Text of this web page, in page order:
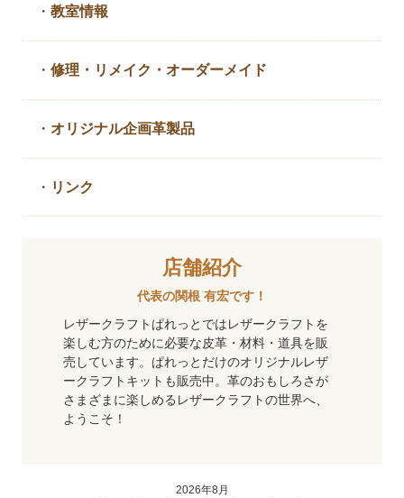
・教室情報
・修理・リメイク・ オーダーメイド
・ オリジナル企画革製品
・ リンク
店舗紹介
代表の関根 有宏です！
レザークラフトぱれっとではレザークラフトを
楽しむ方のために必要な皮革・材料・道具を販
売しています。ぱれっとだけのオリジナルレザ
ークラフトキットも販売中。革のおもしろさが
さまざまに楽しめるレザークラフトの世界へ、
ようこそ！
2026年8月